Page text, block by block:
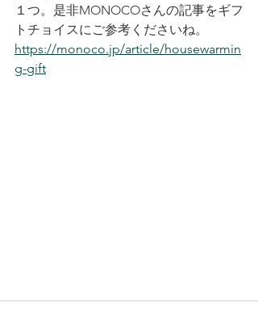
１つ。是非MONOCOさんの記事をギフ
トチョイスにご参考くださいね。
https://monoco.jp/article/housewarmin
g-gift